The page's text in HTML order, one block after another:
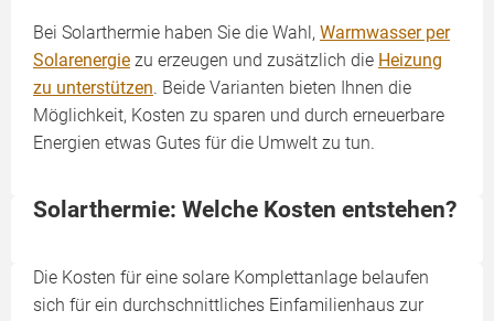
Bei Solarthermie haben Sie die Wahl, Warmwasser per
Solarenergie zu erzeugen und zusätzlich die Heizung
zu unterstützen. Beide Varianten bieten Ihnen die
Möglichkeit, Kosten zu sparen und durch erneuerbare
Energien etwas Gutes für die Umwelt zu tun.
Solarthermie: Welche Kosten entstehen?
Die Kosten für eine solare Komplettanlage belaufen
sich für ein durchschnittliches Einfamilienhaus zur